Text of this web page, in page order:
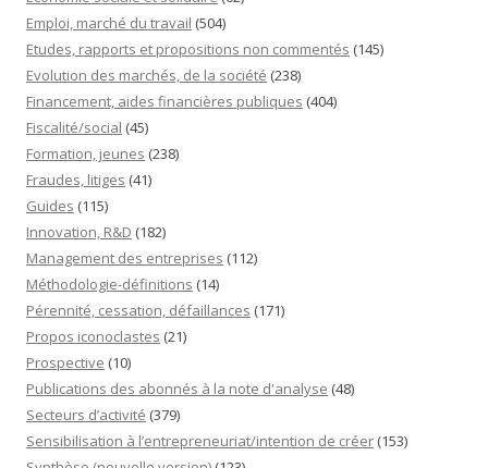
Emploi, marché du travail (504)
Etudes, rapports et propositions non commentés (145)
Evolution des marchés, de la société (238)
Financement, aides financières publiques (404)
Fiscalité/social (45)
Formation, jeunes (238)
Fraudes, litiges (41)
Guides (115)
Innovation, R&D (182)
Management des entreprises (112)
Méthodologie-définitions (14)
Pérennité, cessation, défaillances (171)
Propos iconoclastes (21)
Prospective (10)
Publications des abonnés à la note d'analyse (48)
Secteurs d’activité (379)
Sensibilisation à l’entrepreneuriat/intention de créer (153)